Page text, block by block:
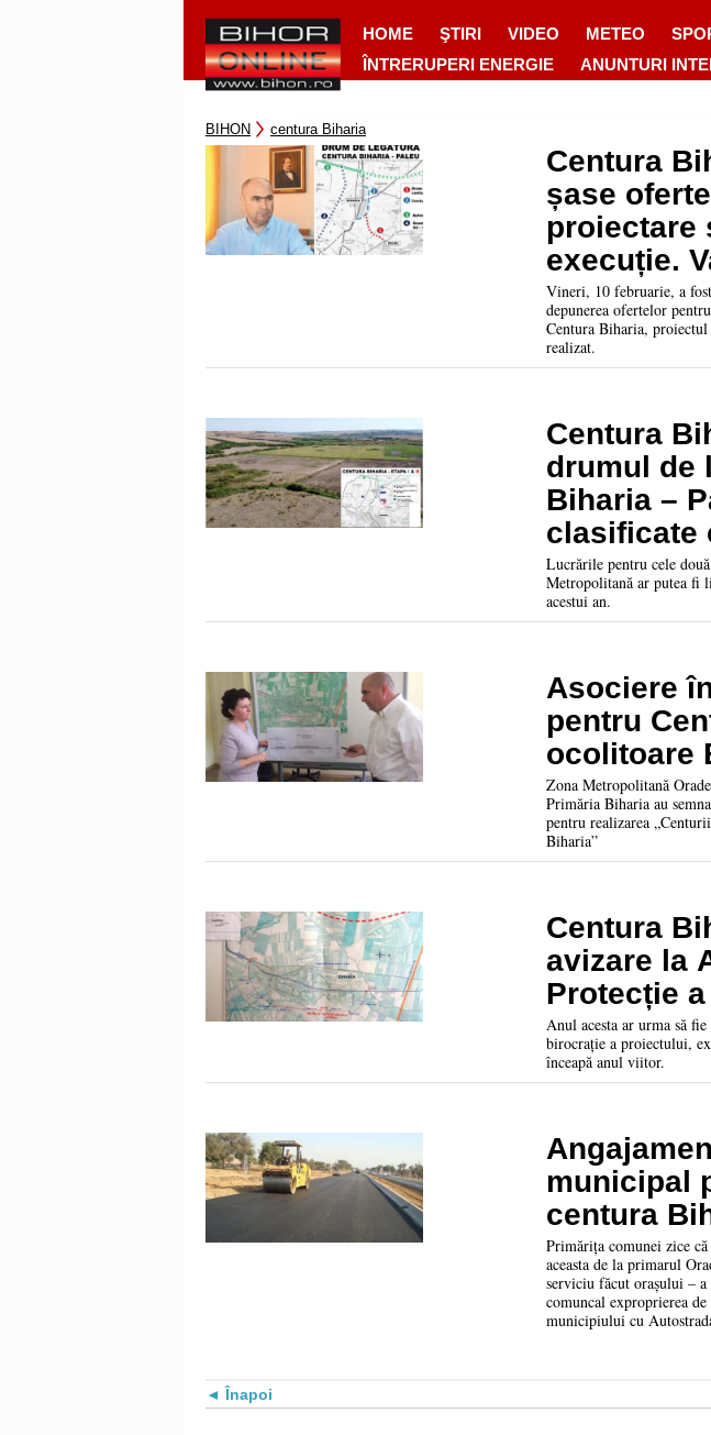
HOME ŞTIRI VIDEO METEO
ÎNTRERUPERI ENERGIE
ANUNTURI
BIHON centura Biharia
Centura
șase
proiectare
execuție.
estimată
este de
milioane
Vineri, 10 februarie, a
depunerea ofertelor
Centura Biharia,
realizat.
Centura
drumul de
Biharia –
clasificate
drumuri
Lucrările pentru cele
Metropolitană ar putea fi
acestui an.
Asociere
pentru
ocolitoare
Zona Metropolitană
Primăria Biharia au
pentru realizarea
Biharia”
Centura
avizare la
Protecție
Anul acesta ar urma să
birocrație a proiectului,
înceapă anul viitor.
municipal
centura
Primărița comunei zice
aceasta de la primarul
serviciu făcut orașului –
comuncal exproprierea
municipiului cu
Înapoi